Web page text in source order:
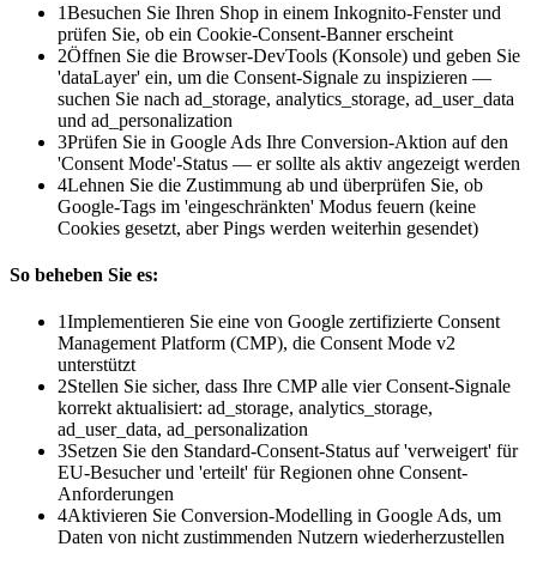
1Besuchen Sie Ihren Shop in einem Inkognito-Fenster und
prüfen Sie, ob ein Cookie-Consent-Banner erscheint
2Öffnen Sie die Browser-DevTools (Konsole) und geben Sie
'dataLayer' ein, um die Consent-Signale zu inspizieren —
suchen Sie nach ad_storage, analytics_storage, ad_user_data
und ad_personalization
3Prüfen Sie in Google Ads Ihre Conversion-Aktion auf den
'Consent Mode'-Status — er sollte als aktiv angezeigt werden
4Lehnen Sie die Zustimmung ab und überprüfen Sie, ob
Google-Tags im 'eingeschränkten' Modus feuern (keine
Cookies gesetzt, aber Pings werden weiterhin gesendet)
So beheben Sie es:
1Implementieren Sie eine von Google zertifizierte Consent
Management Platform (CMP), die Consent Mode v2
unterstützt
2Stellen Sie sicher, dass Ihre CMP alle vier Consent-Signale
korrekt aktualisiert: ad_storage, analytics_storage,
ad_user_data, ad_personalization
3Setzen Sie den Standard-Consent-Status auf 'verweigert' für
EU-Besucher und 'erteilt' für Regionen ohne Consent-
Anforderungen
4Aktivieren Sie Conversion-Modelling in Google Ads, um
Daten von nicht zustimmenden Nutzern wiederherzustellen